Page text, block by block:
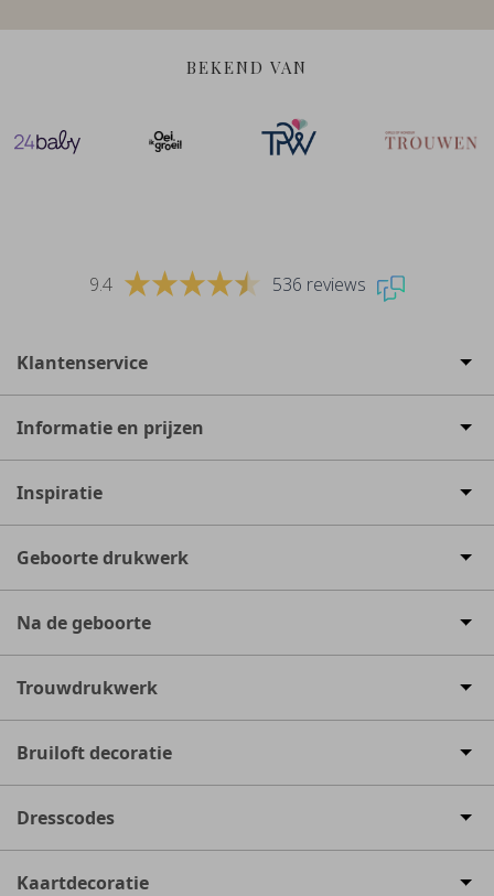
BEKEND VAN
9.4 536 reviews
Klantenservice
Informatie en prijzen
Inspiratie
Geboorte drukwerk
Na de geboorte
Trouwdrukwerk
Bruiloft decoratie
Dresscodes
Kaartdecoratie